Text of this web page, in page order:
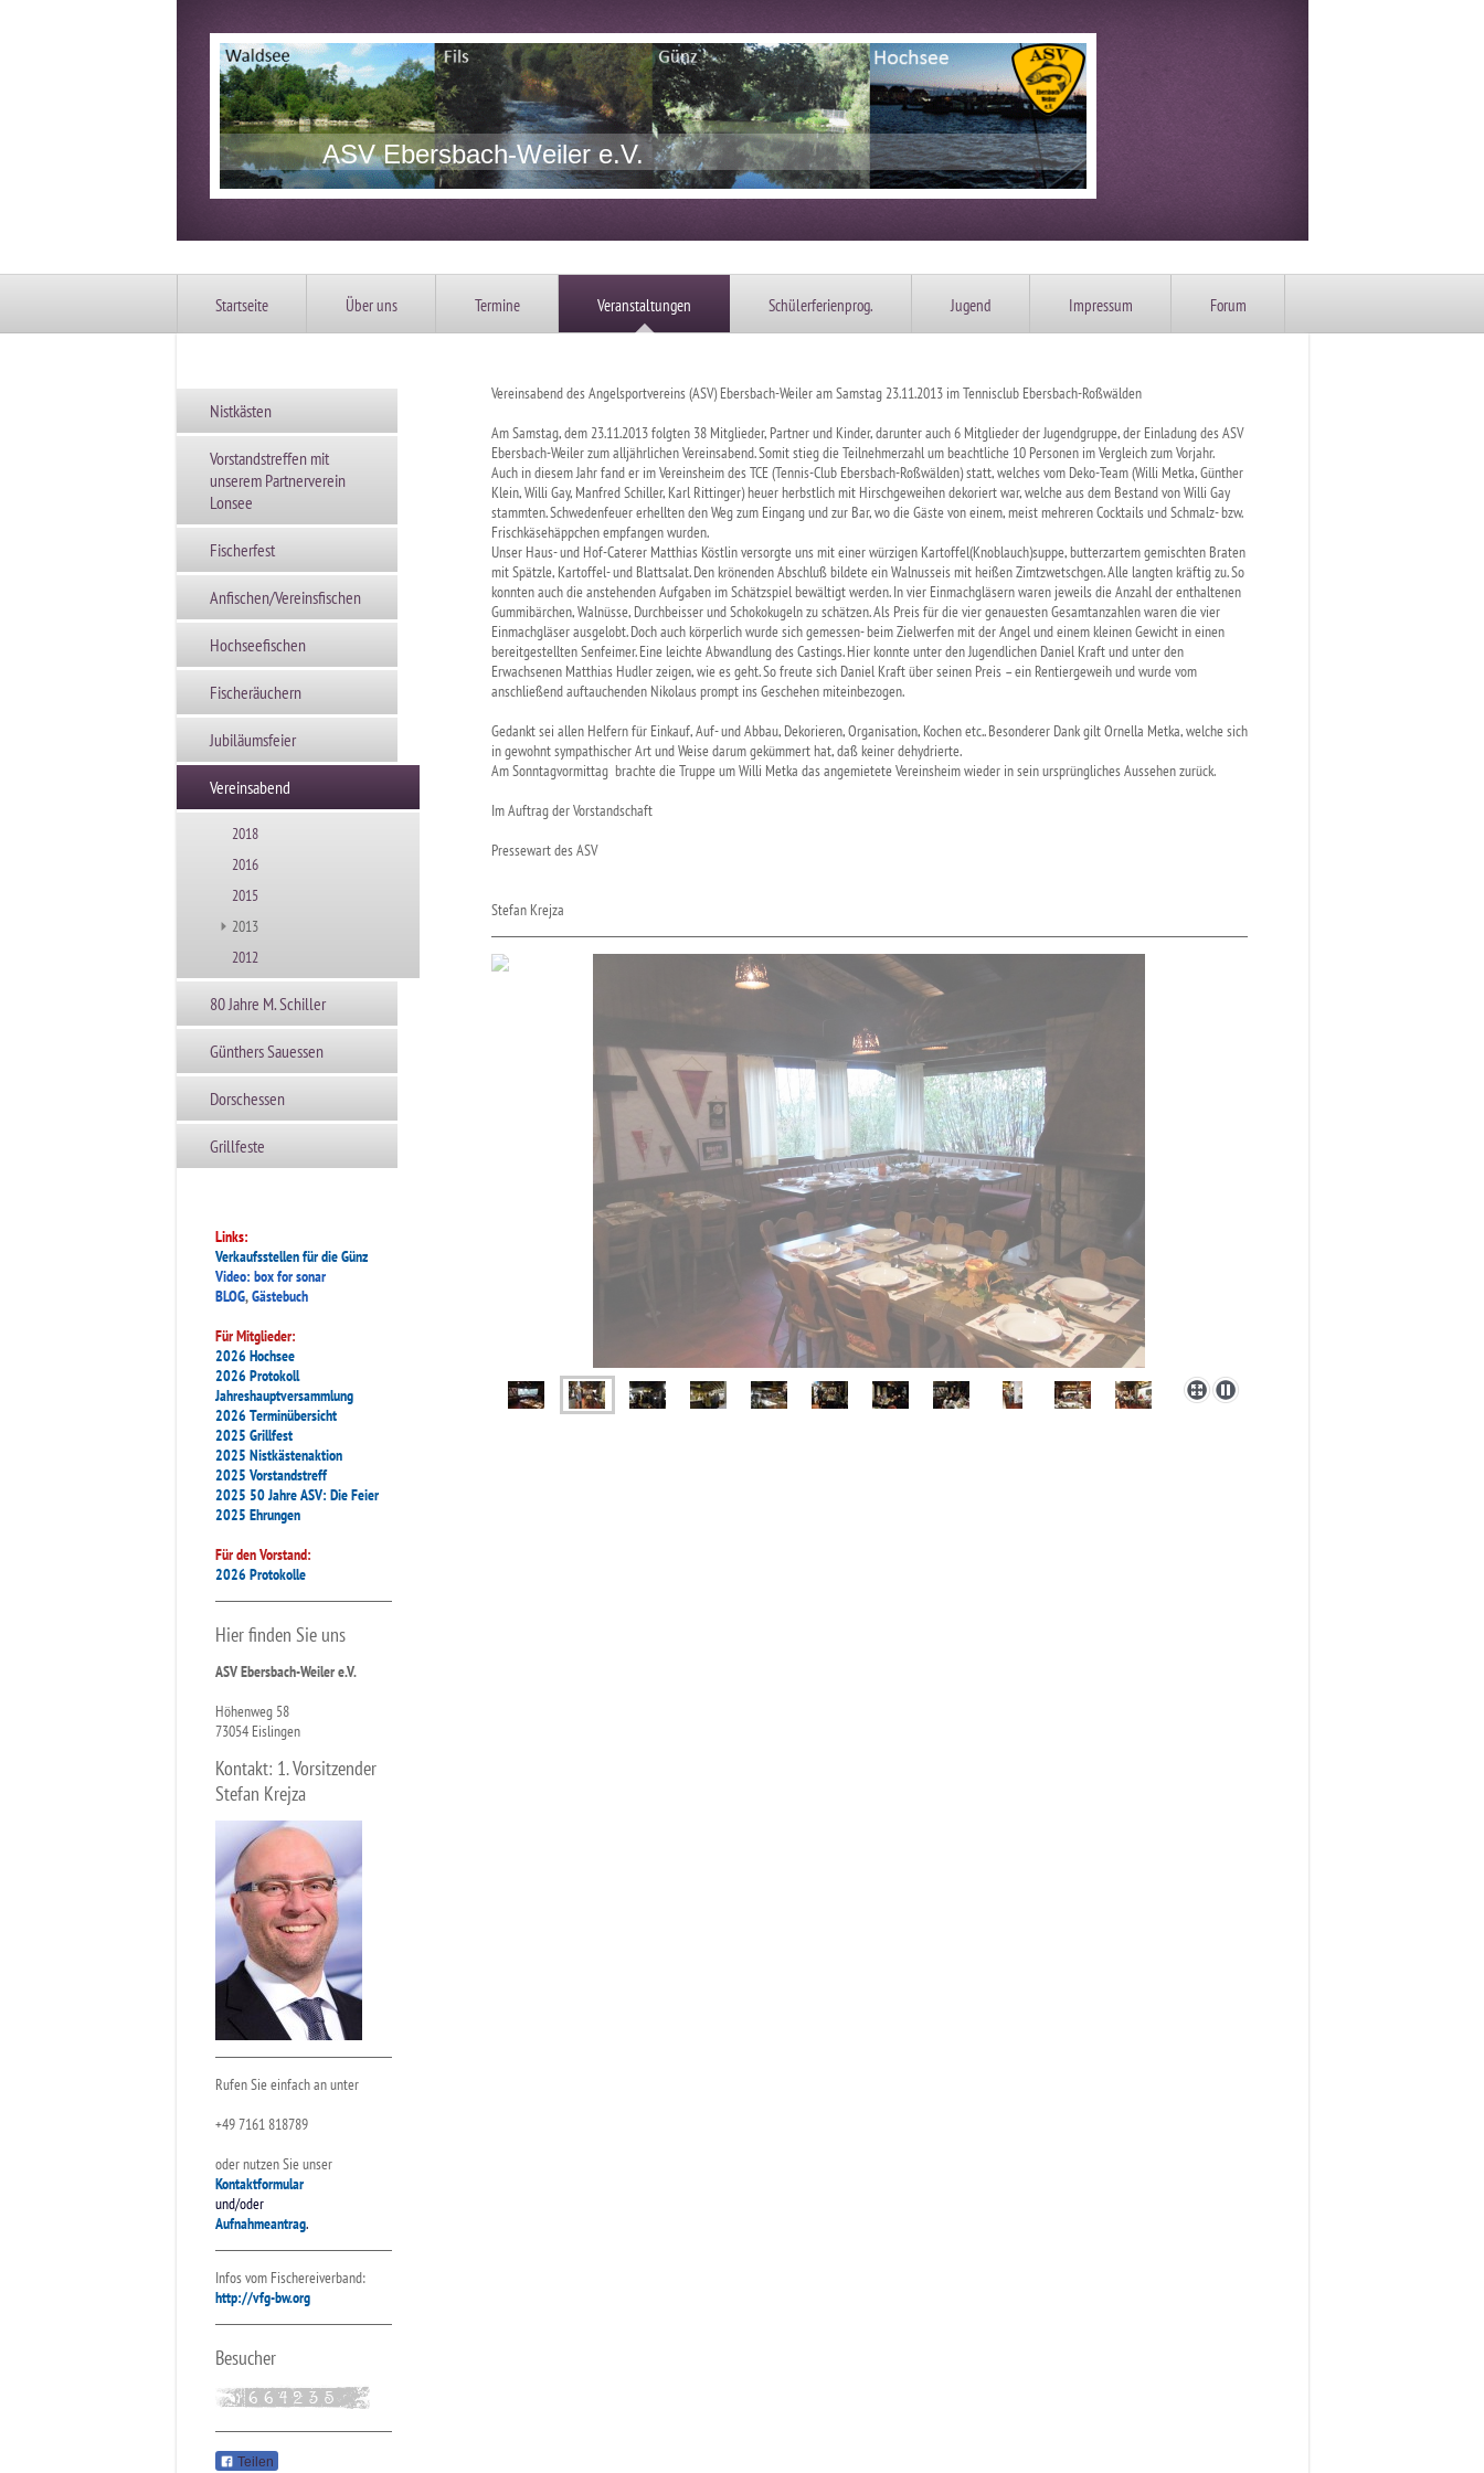
ASV Ebersbach-Weiler e.V.
Startseite Über uns Termine Veranstaltungen Schülerferienprog. Jugend Impressum Forum
Nistkästen
Vorstandstreffen mit
unserem Partnerverein
Lonsee
Fischerfest
Anfischen/Vereinsfischen
Hochseefischen
Fischeräuchern
Jubiläumsfeier
Vereinsabend
2018
2016
2015
2013
2012
80 Jahre M. Schiller
Günthers Sauessen
Dorschessen
Grillfeste
Links:
Verkaufsstellen für die Günz
Video: box for sonar
BLOG,Gästebuch
Für Mitglieder:
2026 Hochsee
2026 Protokoll
Jahreshauptversammlung
2026 Terminübersicht
2025 Grillfest
2025 Nistkästenaktion
2025 Vorstandstreff
2025 50 Jahre ASV: Die Feier
2025 Ehrungen
Für den Vorstand:
2026 Protokolle
Hier finden Sie uns
ASV Ebersbach-Weiler e.V.
Höhenweg 58
73054 Eislingen
Kontakt: 1. Vorsitzender
Stefan Krejza
Rufen Sie einfach an unter
+49 7161 818789
oder nutzen Sie unser
Kontaktformular
und/oder
Aufnahmeantrag.
Infos vom Fischereiverband:
http://vfg-bw.org
Besucher
Teilen
Vereinsabend des Angelsportvereins (ASV) Ebersbach-Weiler am Samstag 23.11.2013 im Tennisclub Ebersbach-Roßwälden
Am Samstag, dem 23.11.2013 folgten 38 Mitglieder, Partner und Kinder, darunter auch 6 Mitglieder der Jugendgruppe, der Einladung des ASV
Ebersbach-Weiler zum alljährlichen Vereinsabend. Somit stieg die Teilnehmerzahl um beachtliche 10 Personen im Vergleich zum Vorjahr.
Auch in diesem Jahr fand er im Vereinsheim des TCE (Tennis-Club Ebersbach-Roßwälden) statt, welches vom Deko-Team (Willi Metka, Günther
Klein, Willi Gay, Manfred Schiller, Karl Rittinger) heuer herbstlich mit Hirschgeweihen dekoriert war, welche aus dem Bestand von Willi Gay
stammten. Schwedenfeuer erhellten den Weg zum Eingang und zur Bar, wo die Gäste von einem, meist mehreren Cocktails und Schmalz- bzw.
Frischkäsehäppchen empfangen wurden.
Unser Haus- und Hof-Caterer Matthias Köstlin versorgte uns mit einer würzigen Kartoffel(Knoblauch)suppe, butterzartem gemischten Braten
mit Spätzle, Kartoffel- und Blattsalat. Den krönenden Abschluß bildete ein Walnusseis mit heißen Zimtzwetschgen. Alle langten kräftig zu. So
konnten auch die anstehenden Aufgaben im Schätzspiel bewältigt werden. In vier Einmachgläsern waren jeweils die Anzahl der enthaltenen
Gummibärchen, Walnüsse, Durchbeisser und Schokokugeln zu schätzen. Als Preis für die vier genauesten Gesamtanzahlen waren die vier
Einmachgläser ausgelobt. Doch auch körperlich wurde sich gemessen- beim Zielwerfen mit der Angel und einem kleinen Gewicht in einen
bereitgestellten Senfeimer. Eine leichte Abwandlung des Castings. Hier konnte unter den Jugendlichen Daniel Kraft und unter den
Erwachsenen Matthias Hudler zeigen, wie es geht. So freute sich Daniel Kraft über seinen Preis – ein Rentiergeweih und wurde vom
anschließend auftauchenden Nikolaus prompt ins Geschehen miteinbezogen.
Gedankt sei allen Helfern für Einkauf, Auf- und Abbau, Dekorieren, Organisation, Kochen etc.. Besonderer Dank gilt Ornella Metka, welche sich
in gewohnt sympathischer Art und Weise darum gekümmert hat, daß keiner dehydrierte.
Am Sonntagvormittag brachte die Truppe um Willi Metka das angemietete Vereinsheim wieder in sein ursprüngliches Aussehen zurück.
Im Auftrag der Vorstandschaft
Pressewart des ASV
Stefan Krejza